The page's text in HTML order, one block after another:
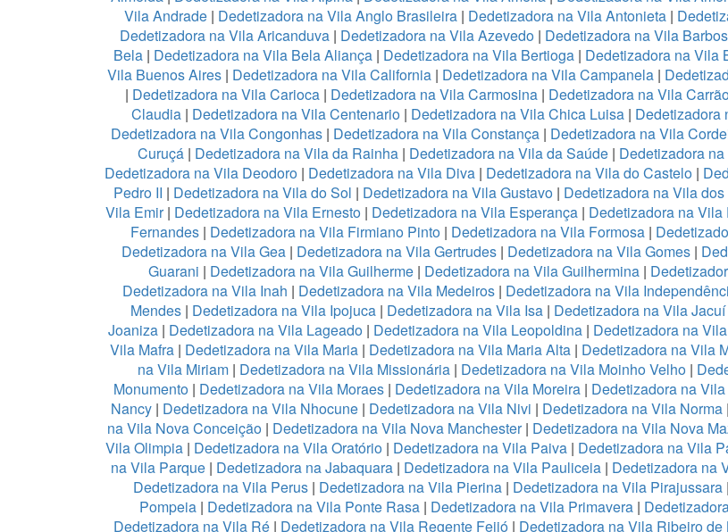
Vila Andrade | Dedetizadora na Vila Anglo Brasileira | Dedetizadora na Vila Antonieta |
Dedetizadora na Vila Aricanduva | Dedetizadora na Vila Azevedo | Dedetizadora na Vila
Bela| Dedetizadora na Vila Bela Aliança| Dedetizadora na Vila Bertioga| Dedetizadora na Vila
Vila Buenos Aires | Dedetizadora na Vila California | Dedetizadora na Vila Campanela |
| Dedetizadora na Vila Carioca| Dedetizadora na Vila Carmosina| Dedetizadora na Vila
Claudia| Dedetizadora na Vila Centenario| Dedetizadora na Vila Chica Luisa | Dedetizadora
Dedetizadora na Vila Congonhas| Dedetizadora na Vila Constança| Dedetizadora na Vila
Curuçá | Dedetizadora na Vila da Rainha | Dedetizadora na Vila da Saúde| Dedetizadora
Dedetizadora na Vila Deodoro | Dedetizadora na Vila Diva | Dedetizadora na Vila do Castelo |
Pedro II | Dedetizadora na Vila do Sol | Dedetizadora na Vila Gustavo | Dedetizadora na Vila
Vila Emir| Dedetizadora na Vila Ernesto| Dedetizadora na Vila Esperança| Dedetizadora na Vila
Fernandes | Dedetizadora na Vila Firmiano Pinto | Dedetizadora na Vila Formosa |
Dedetizadora na Vila Gea | Dedetizadora na Vila Gertrudes | Dedetizadora na Vila Gomes |
Guarani | Dedetizadora na Vila Guilherme| Dedetizadora na Vila Guilhermina|
Dedetizadora na Vila Inah | Dedetizadora na Vila Medeiros | Dedetizadora na Vila
Mendes | Dedetizadora na Vila Ipojuca | Dedetizadora na Vila Isa | Dedetizadora na Vila Jacuí
Joaniza| Dedetizadora na Vila Lageado| Dedetizadora na Vila Leopoldina| Dedetizadora na
Vila Mafra | Dedetizadora na Vila Maria| Dedetizadora na Vila Maria Alta| Dedetizadora na Vila
na Vila Miriam| Dedetizadora na Vila Missionária| Dedetizadora na Vila Moinho Velho|
Monumento| Dedetizadora na Vila Moraes| Dedetizadora na Vila Moreira| Dedetizadora na
Nancy| Dedetizadora na Vila Nhocune| Dedetizadora na Vila Nivi | Dedetizadora na Vila Norma|
na Vila Nova Conceição | Dedetizadora na Vila Nova Manchester| Dedetizadora na Vila Nova
Vila Olimpia | Dedetizadora na Vila Oratório | Dedetizadora na Vila Paiva | Dedetizadora na Vila
na Vila Parque | Dedetizadora na Jabaquara | Dedetizadora na Vila Pauliceia | Dedetizadora na
Dedetizadora na Vila Perus| Dedetizadora na Vila Pierina| Dedetizadora na Vila Pirajussara|
Pompeia| Dedetizadora na Vila Ponte Rasa| Dedetizadora na Vila Primavera|
Dedetizadora na Vila Ré | Dedetizadora na Vila Regente Feijó | Dedetizadora na Vila Ribeiro de